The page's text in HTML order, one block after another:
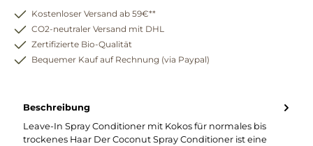
Kostenloser Versand ab 59€**
CO2-neutraler Versand mit DHL
Zertifizierte Bio-Qualität
Bequemer Kauf auf Rechnung (via Paypal)
Beschreibung
Leave-In Spray Conditioner mit Kokos für normales bis
trockenes Haar Der Coconut Spray Conditioner ist eine